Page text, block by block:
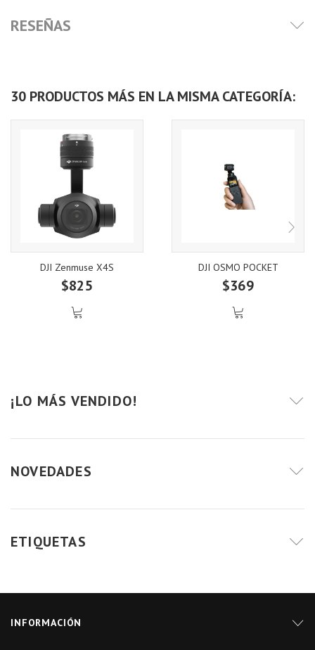
RESEÑAS
30 PRODUCTOS MÁS EN LA MISMA CATEGORÍA:
DJI Zenmuse X4S
$825
DJI OSMO POCKET
$369
¡LO MÁS VENDIDO!
NOVEDADES
ETIQUETAS
INFORMACIÓN